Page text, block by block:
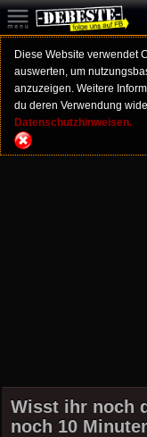
Diese Website verwendet
auswerten, um
anzuzeigen. Weitere
du deren Verwendung
Datenschutzhinweisen.
Wisst ihr noch
noch 10